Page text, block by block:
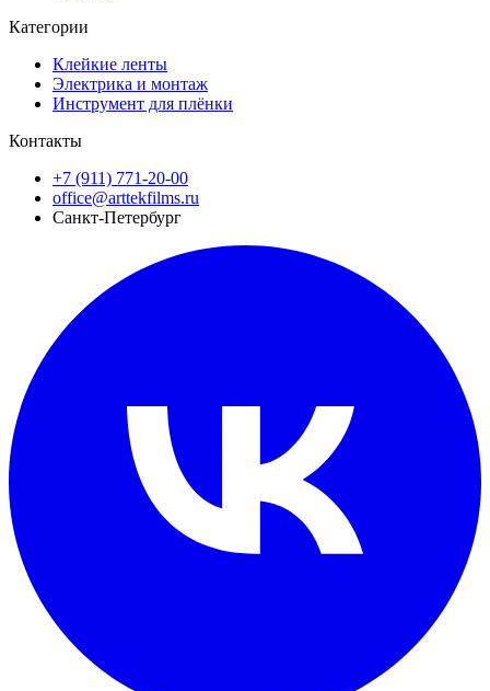
Категории
Клейкие ленты
Электрика и монтаж
Инструмент для плёнки
Контакты
+7 (911) 771-20-00
office@arttekfilms.ru
Санкт-Петербург